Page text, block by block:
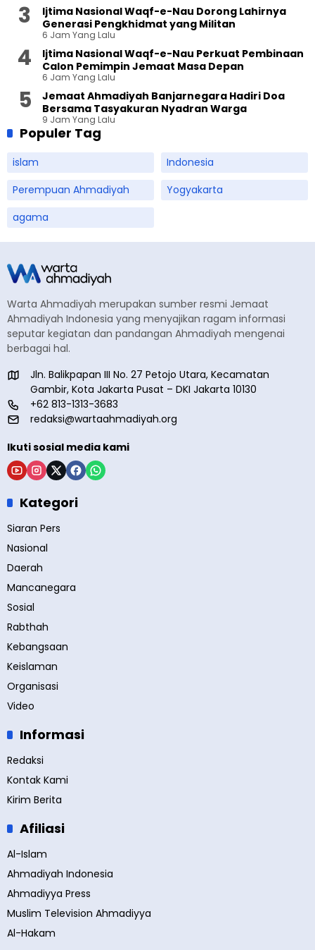
Ijtima Nasional Waqf-e-Nau Dorong Lahirnya
Generasi Pengkhidmat yang Militan
6 Jam Yang Lalu
Ijtima Nasional Waqf-e-Nau Perkuat Pembinaan
Calon Pemimpin Jemaat Masa Depan
6 Jam Yang Lalu
Jemaat Ahmadiyah Banjarnegara Hadiri Doa
Bersama Tasyakuran Nyadran Warga
9 Jam Yang Lalu
Populer Tag
islam
Indonesia
Perempuan Ahmadiyah
Yogyakarta
agama
Warta Ahmadiyah merupakan sumber resmi Jemaat
Ahmadiyah Indonesia yang menyajikan ragam informasi
seputar kegiatan dan pandangan Ahmadiyah mengenai
berbagai hal.
Jln. Balikpapan III No. 27 Petojo Utara, Kecamatan
Gambir, Kota Jakarta Pusat – DKI Jakarta 10130
+62 813-1313-3683
redaksi@wartaahmadiyah.org
Ikuti sosial media kami
Kategori
Siaran Pers
Nasional
Daerah
Mancanegara
Sosial
Rabthah
Kebangsaan
Keislaman
Organisasi
Video
Informasi
Redaksi
Kontak Kami
Kirim Berita
Afiliasi
Al-Islam
Ahmadiyah Indonesia
Ahmadiyya Press
Muslim Television Ahmadiyya
Al-Hakam